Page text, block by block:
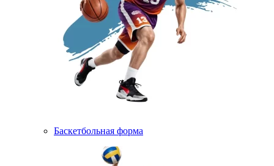
Баскетбольная форма